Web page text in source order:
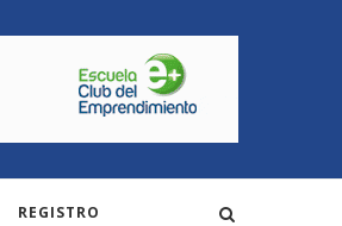
REGISTRO